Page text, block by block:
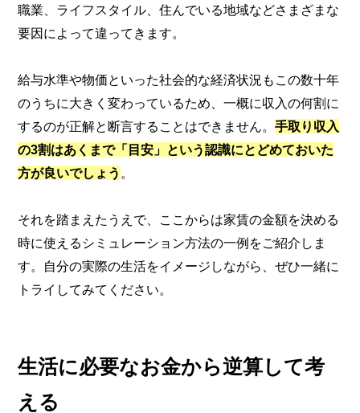
職業、ライフスタイル、住んでいる地域などさまざまな
要因によって違ってきます。
給与水準や物価といった社会的な経済状況もこの数十年
のうちに大きく変わっているため、一概に収入の何割に
するのが正解と断言することはできません。手取り収入
の3割はあくまで「目安」という認識にとどめておいた
方が良いでしょう 。
それを踏まえたうえで、ここからは家賃の金額を決める
時に使えるシミュレーション方法の一例をご紹介しま
す。自分の実際の生活をイメージしながら、ぜひ一緒に
トライしてみてください。
生活に必要なお金から逆算して考
える